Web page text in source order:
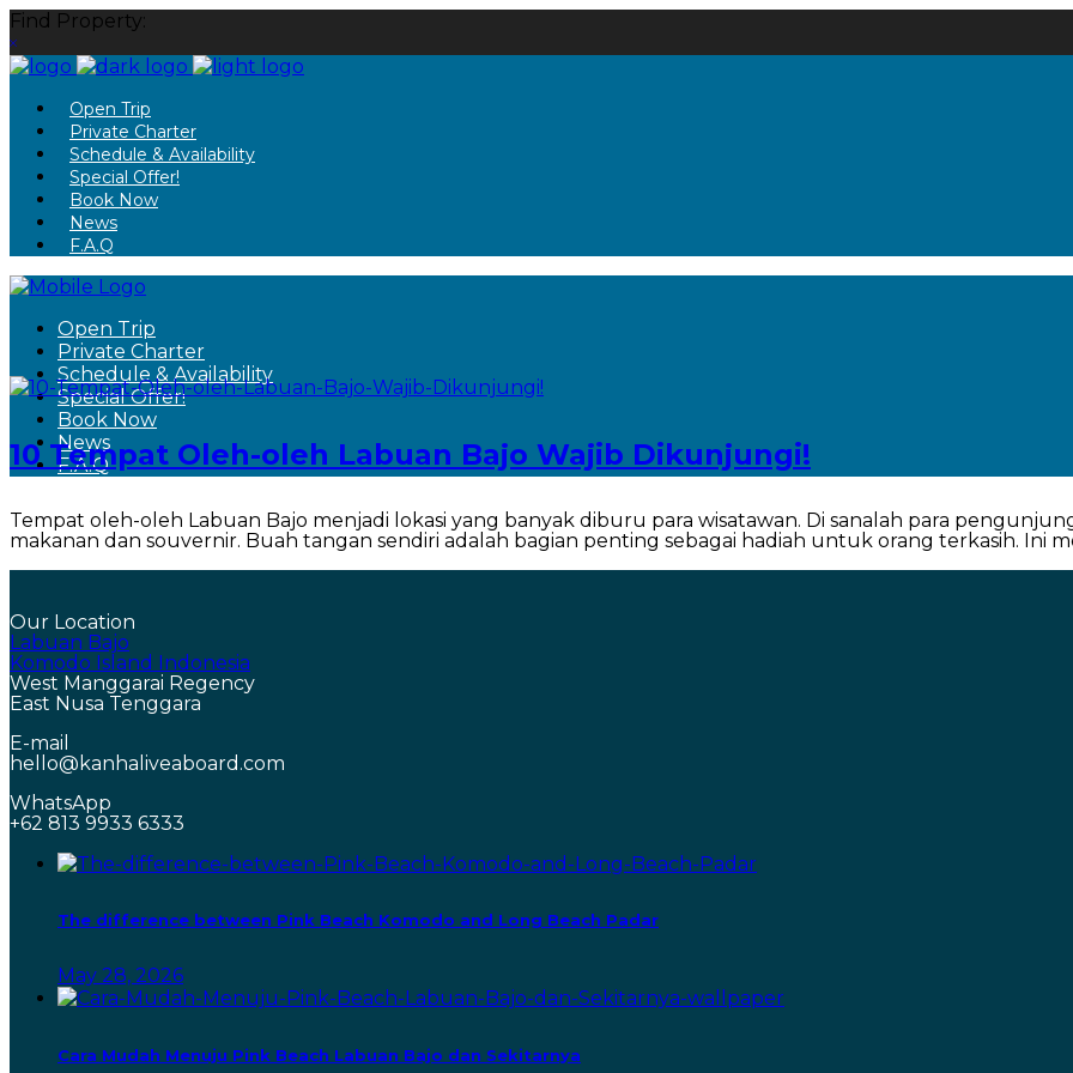
Find Property:
Open Trip
Private Charter
Schedule & Availability
Special Offer!
Book Now
News
F.A.Q
Open Trip
Private Charter
Schedule & Availability
Special Offer!
Book Now
News
F.A.Q
10 Tempat Oleh-oleh Labuan Bajo Wajib Dikunjungi!
Tempat oleh-oleh Labuan Bajo menjadi lokasi yang banyak diburu para wisatawan. Di sanalah para
makanan dan souvernir. Buah tangan sendiri adalah bagian penting sebagai hadiah untuk orang terkasih. Ini
Our Location
Labuan Bajo
Komodo Island Indonesia
West Manggarai Regency
East Nusa Tenggara
E-mail
hello@kanhaliveaboard.com
WhatsApp
+62 813 9933 6333
The difference between Pink Beach Komodo and Long Beach Padar
May 28, 2026
Cara Mudah Menuju Pink Beach Labuan Bajo dan Sekitarnya